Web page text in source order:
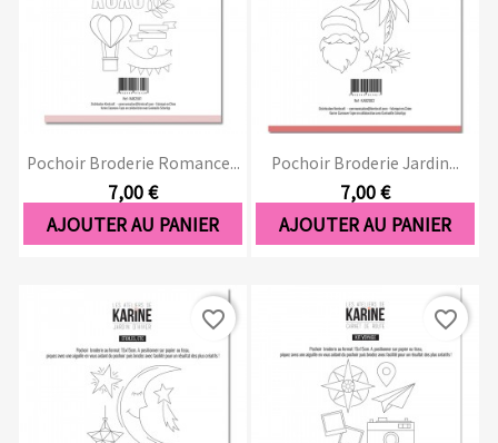
Pochoir Broderie Romance...
7,00 €
AJOUTER AU PANIER
Pochoir Broderie Jardin...
7,00 €
AJOUTER AU PANIER
favorite_border favorite_border